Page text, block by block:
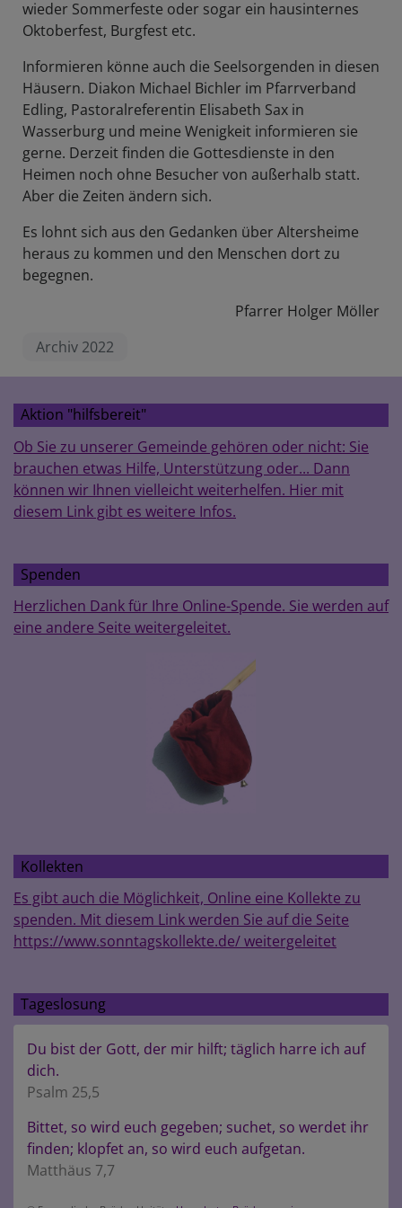
wieder Sommerfeste oder sogar ein hausinternes
Oktoberfest, Burgfest etc.
Informieren könne auch die Seelsorgenden in diesen
Häusern. Diakon Michael Bichler im Pfarrverband
Edling, Pastoralreferentin Elisabeth Sax in
Wasserburg und meine Wenigkeit informieren sie
gerne. Derzeit finden die Gottesdienste in den
Heimen noch ohne Besucher von außerhalb statt.
Aber die Zeiten ändern sich.
Es lohnt sich aus den Gedanken über Altersheime
heraus zu kommen und den Menschen dort zu
begegnen.
Pfarrer Holger Möller
Archiv 2022
Aktion "hilfsbereit"
Ob Sie zu unserer Gemeinde gehören oder nicht: Sie
brauchen etwas Hilfe, Unterstützung oder... Dann
können wir Ihnen vielleicht weiterhelfen. Hier mit
diesem Link gibt es weitere Infos.
Spenden
Herzlichen Dank für Ihre Online-Spende. Sie werden auf
eine andere Seite weitergeleitet.
Kollekten
Es gibt auch die Möglichkeit, Online eine Kollekte zu
spenden. Mit diesem Link werden Sie auf die Seite
https://www.sonntagskollekte.de/ weitergeleitet
Tageslosung
Du bist der Gott, der mir hilft; täglich harre ich auf
dich.
Psalm 25,5
Bittet, so wird euch gegeben; suchet, so werdet ihr
finden; klopfet an, so wird euch aufgetan.
Matthäus 7,7